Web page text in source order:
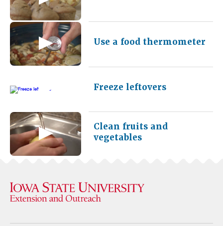
Use a food thermometer
Freeze leftovers
Clean fruits and
vegetables